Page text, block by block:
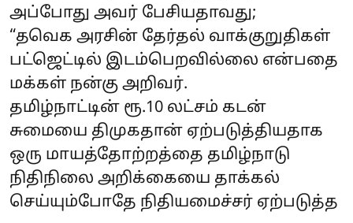
அப்போது அவர் பேசியதாவது;
“தவெக அரசின் தேர்தல் வாக்குறுதிகள்
பட்ஜெட்டில் இடம்பெறவில்லை என்பதை
மக்கள் நன்கு அறிவர்.
தமிழ்நாட்டின் ரூ.10 லட்சம் கடன்
சுமையை திமுகதான் ஏற்படுத்தியதாக
ஒரு மாயத்தோற்றத்தை தமிழ்நாடு
நிதிநிலை அறிக்கையை தாக்கல்
செய்யும்போதே நிதியமைச்சர் ஏற்படுத்த